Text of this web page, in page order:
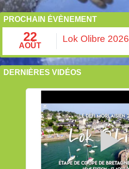
PROCHAIN ÉVÈNEMENT
22
AOÛT
Lok Olibre 2026
DERNIÈRES VIDÉOS